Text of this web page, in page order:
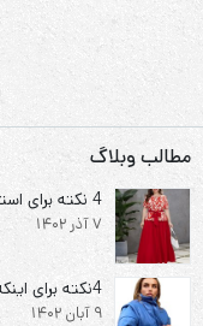
مطالب وبلاگ
4 نکته برای استایل شب یلدای خانم های پلاس سایز
7 آذر 1402
4نکته برای اینکه در لباس زمستونی پف نکنم؟
9 آبان 1402